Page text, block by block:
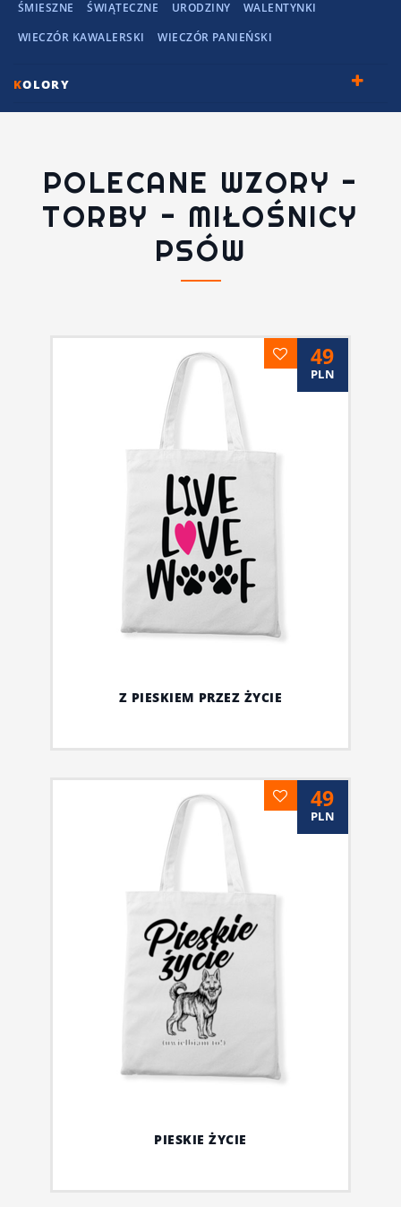
ŚMIESZNE
ŚWIĄTECZNE URODZINY
WALENTYNKI
WIECZÓR KAWALERSKI
WIECZÓR PANIEŃSKI
KOLORY
POLECANE WZORY -
TORBY - MIŁOŚNICY
PSÓW
49
PLN
Z PIESKIEM PRZEZ ŻYCIE
49
PLN
PIESKIE ŻYCIE